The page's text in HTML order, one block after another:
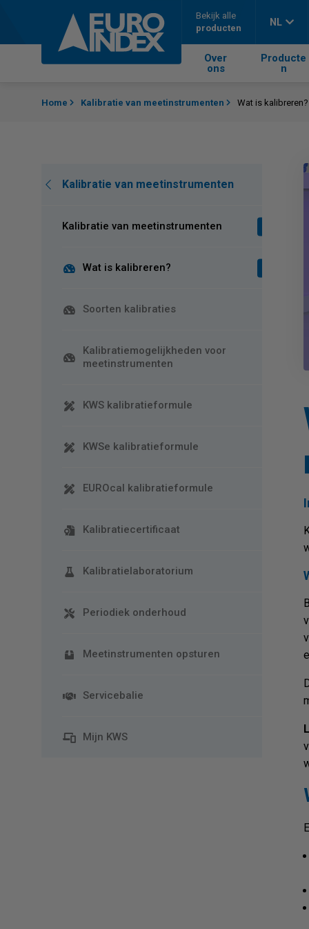
Bekijk alle
producten
NL
Over
ons
Producte
n
Home Kalibratie van meetinstrumenten Wat is kalibreren?
Kalibratie van meetinstrumenten
Kalibratie van meetinstrumenten
Wat is kalibreren?
Soorten kalibraties
Kalibratiemogelijkheden voor
meetinstrumenten
KWS kalibratieformule
KWSe kalibratieformule
EUROcal kalibratieformule
Kalibratiecertificaat
Kalibratielaboratorium
Periodiek onderhoud
Meetinstrumenten opsturen
Servicebalie
Mijn KWS